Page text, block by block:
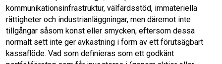
kommunikationsinfrastruktur, välfärdsstöd, immateriella
rättigheter och industrianläggningar, men däremot inte
tillgångar såsom konst eller smycken, eftersom dessa
normalt sett inte ger avkastning i form av ett förutsägbart
kassaflöde. Vad som definieras som ett godkänt